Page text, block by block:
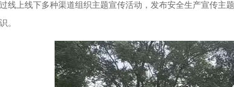
上线下多种渠道组织主题宣传活动，发布安全生产宣传主
。